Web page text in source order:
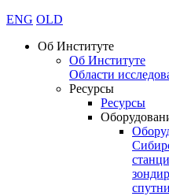
ENG OLD
Об Институте
Об Институте
Области
Ресурсы
Ресурсы